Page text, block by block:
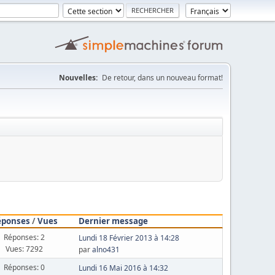
Nouvelles: De retour, dans un nouveau format!
/Vues
Dernier message
Réponses: 2
Vues: 7292
Lundi 18 Février 2013 à 14:28
paralno431
Réponses: 0
Lundi 16 Mai 2016 à 14:32